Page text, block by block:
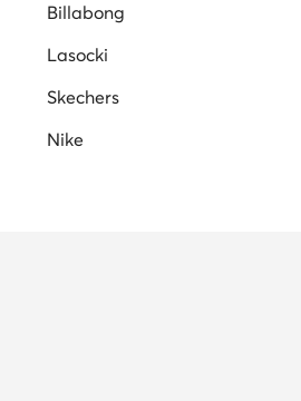
Billabong
Lasocki
Skechers
Nike